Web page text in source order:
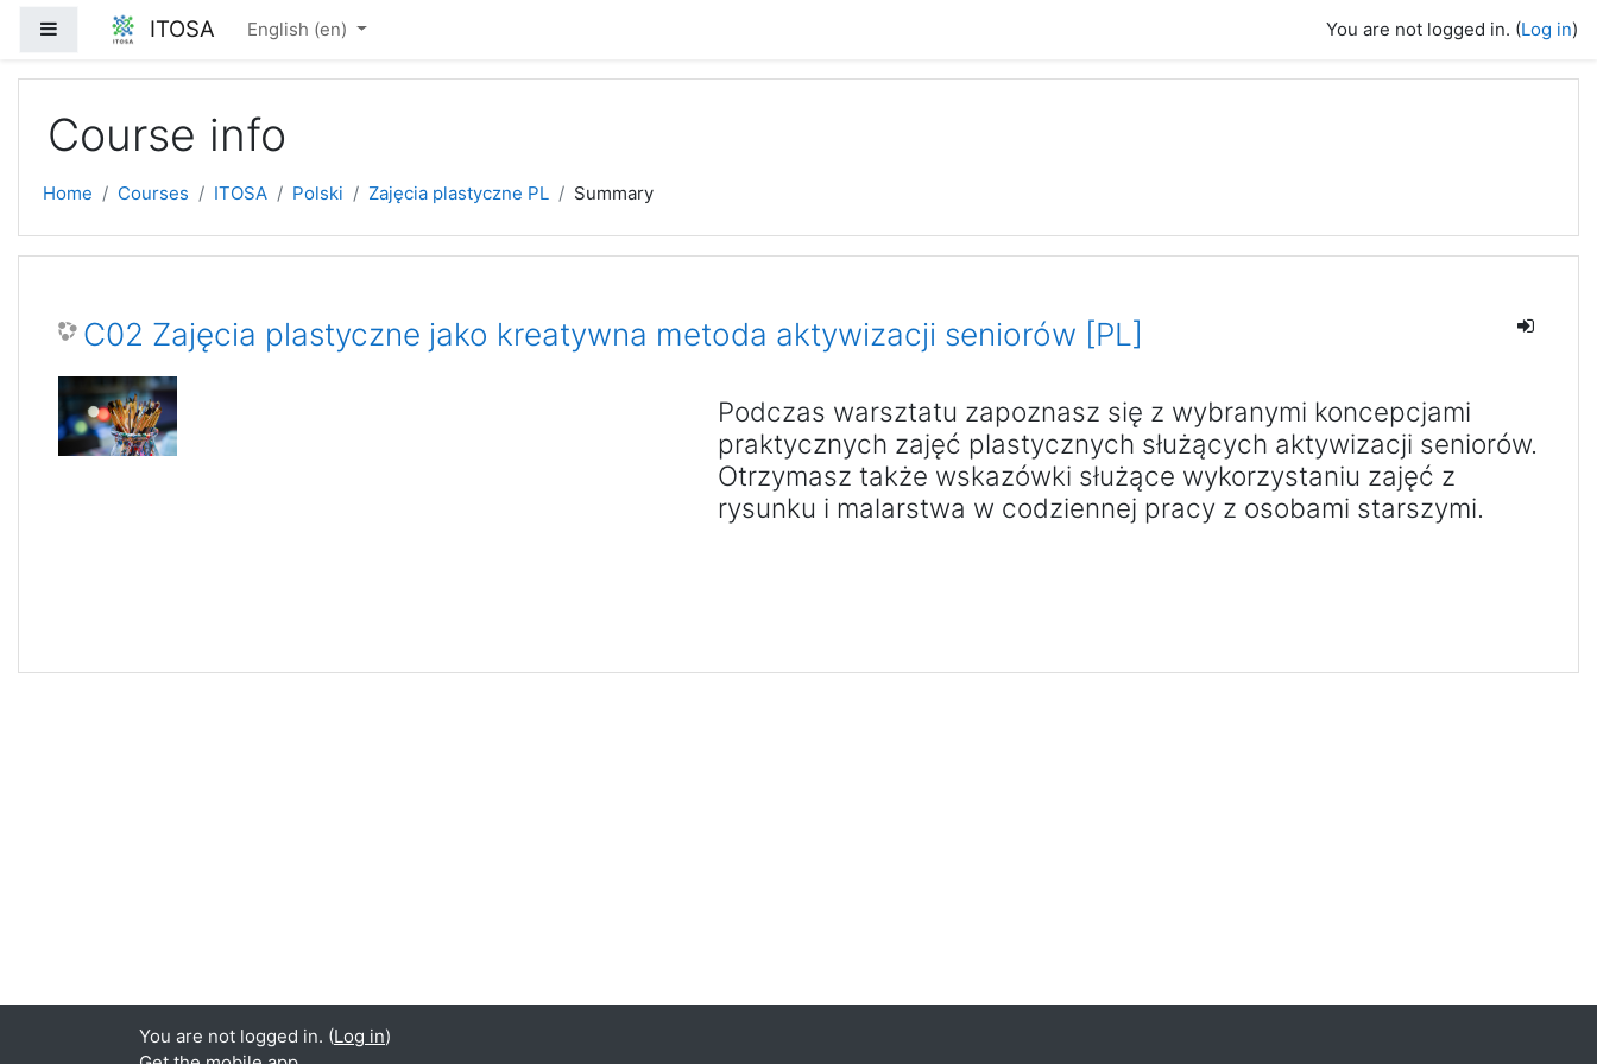
Skip to main content
Side panel ITOSA English ‎(en)‎ You are not logged in. (Log in)
Course info
Home Courses ITOSA Polski Zajęcia plastyczne PL Summary
C02 Zajęcia plastyczne jako kreatywna metoda aktywizacji seniorów [PL]
Podczas warsztatu zapoznasz się z wybranymi koncepcjami
praktycznych zajęć plastycznych służących aktywizacji seniorów.
Otrzymasz także wskazówki służące wykorzystaniu zajęć z
rysunku i malarstwa w codziennej pracy z osobami starszymi.
You are not logged in. (Log in)